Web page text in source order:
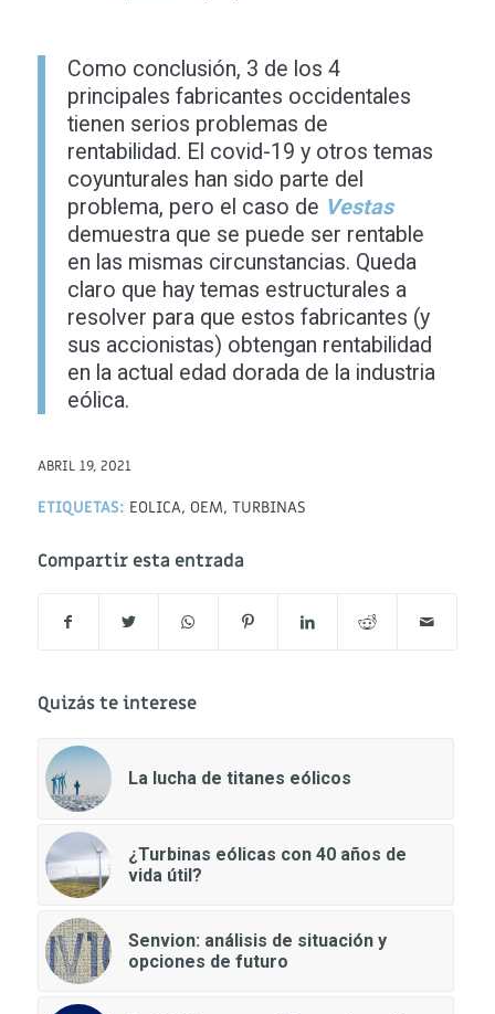
Como conclusión, 3 de los 4
principales fabricantes occidentales
tienen serios problemas de
rentabilidad. El covid-19 y otros temas
coyunturales han sido parte del
problema, pero el caso de Vestas
demuestra que se puede ser rentable
en las mismas circunstancias. Queda
claro que hay temas estructurales a
resolver para que estos fabricantes (y
sus accionistas) obtengan rentabilidad
en la actual edad dorada de la industria
eólica.
ABRIL 19, 2021
ETIQUETAS: EOLICA, OEM, TURBINAS
Compartir esta entrada
Quizás te interese
La lucha de titanes eólicos
¿Turbinas eólicas con 40 años de
vida útil?
Senvion: análisis de situación y
opciones de futuro